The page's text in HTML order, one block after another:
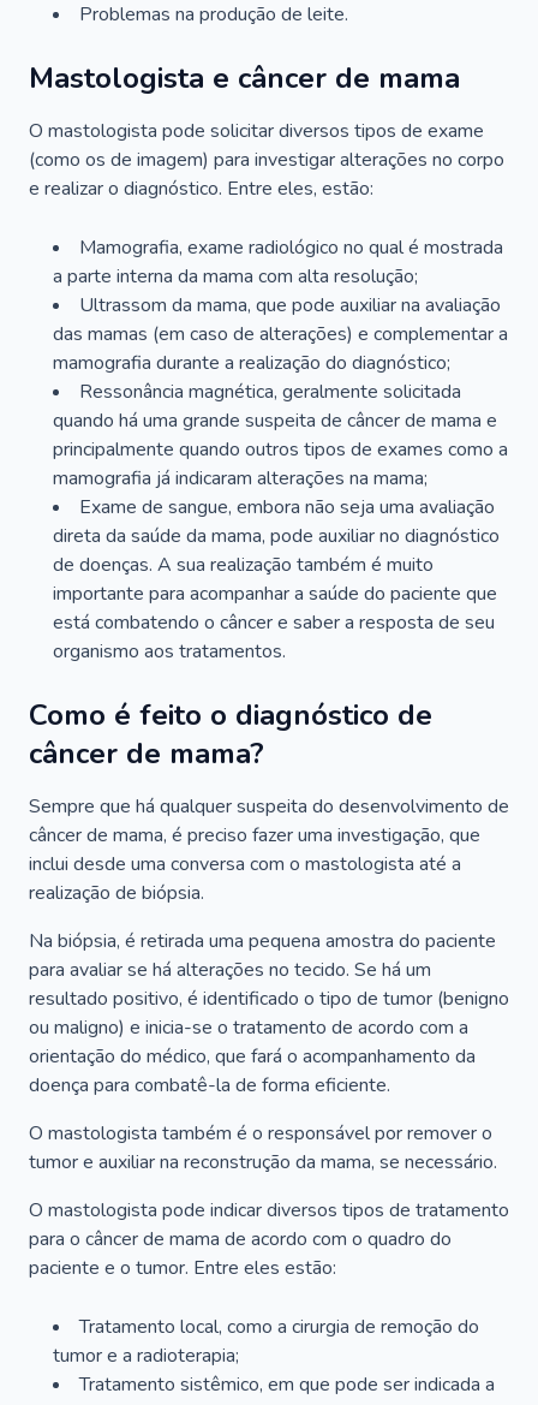
Problemas na produção de leite.
Mastologista e câncer de mama
O mastologista pode solicitar diversos tipos de exame
(como os de imagem) para investigar alterações no corpo
e realizar o diagnóstico. Entre eles, estão:
Mamografia, exame radiológico no qual é mostrada
a parte interna da mama com alta resolução;
Ultrassom da mama, que pode auxiliar na avaliação
das mamas (em caso de alterações) e complementar a
mamografia durante a realização do diagnóstico;
Ressonância magnética, geralmente solicitada
quando há uma grande suspeita de câncer de mama e
principalmente quando outros tipos de exames como a
mamografia já indicaram alterações na mama;
Exame de sangue, embora não seja uma avaliação
direta da saúde da mama, pode auxiliar no diagnóstico
de doenças. A sua realização também é muito
importante para acompanhar a saúde do paciente que
está combatendo o câncer e saber a resposta de seu
organismo aos tratamentos.
Como é feito o diagnóstico de
câncer de mama?
Sempre que há qualquer suspeita do desenvolvimento de
câncer de mama, é preciso fazer uma investigação, que
inclui desde uma conversa com o mastologista até a
realização de biópsia.
Na biópsia, é retirada uma pequena amostra do paciente
para avaliar se há alterações no tecido. Se há um
resultado positivo, é identificado o tipo de tumor (benigno
ou maligno) e inicia-se o tratamento de acordo com a
orientação do médico, que fará o acompanhamento da
doença para combatê-la de forma eficiente.
O mastologista também é o responsável por remover o
tumor e auxiliar na reconstrução da mama, se necessário.
O mastologista pode indicar diversos tipos de tratamento
para o câncer de mama de acordo com o quadro do
paciente e o tumor. Entre eles estão:
Tratamento local, como a cirurgia de remoção do
tumor e a radioterapia;
Tratamento sistêmico, em que pode ser indicada a